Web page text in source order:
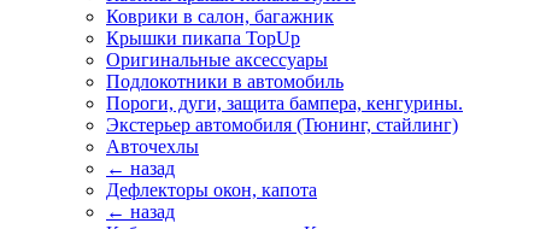
Коврики в салон, багажник
Крышки пикапа TopUp
Оригинальные аксессуары
Подлокотники в автомобиль
Пороги, дуги, защита бампера, кенгурины.
Экстерьер автомобиля (Тюнинг, стайлинг)
Авточехлы
← назад
Дефлекторы окон, капота
← назад